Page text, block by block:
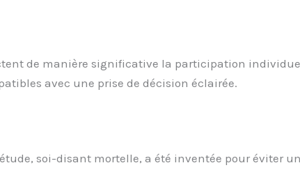
de manière significative la participation
avec une prise de décision éclairée.
soi-disant mortelle, a été inventée pour éviter